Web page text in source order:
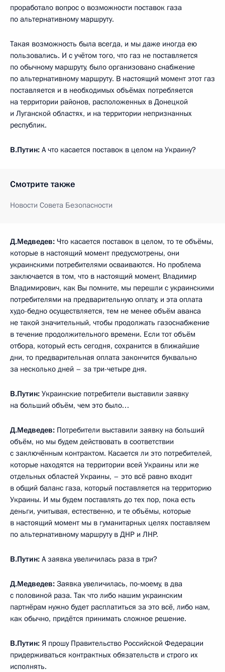
проработало вопрос о возможности поставок газа
по альтернативному маршруту.
Такая возможность была всегда, и мы даже иногда ею
пользовались. И с учётом того, что газ не поставляется
по обычному маршруту, было организовано снабжение
по альтернативному маршруту. В настоящий момент этот газ
поставляется и в необходимых объёмах потребляется
на территории районов, расположенных в Донецкой
и Луганской областях, и на территории непризнанных
республик.
В.Путин: А что касается поставок в целом на Украину?
Смотрите также
Новости Совета Безопасности
Д.Медведев: Что касается поставок в целом, то те объёмы,
которые в настоящий момент предусмотрены, они
украинскими потребителями осваиваются. Но проблема
заключается в том, что в настоящий момент, Владимир
Владимирович, как Вы помните, мы перешли с украинскими
потребителями на предварительную оплату, и эта оплата
худо-бедно осуществляется, тем не менее объём аванса
не такой значительный, чтобы продолжать газоснабжение
в течение продолжительного времени. Если тот объём
отбора, который есть сегодня, сохранится в ближайшие
дни, то предварительная оплата закончится буквально
за несколько дней – за три-четыре дня.
В.Путин: Украинские потребители выставили заявку
на больший объём, чем это было…
Д.Медведев: Потребители выставили заявку на больший
объём, но мы будем действовать в соответствии
с заключённым контрактом. Касается ли это потребителей,
которые находятся на территории всей Украины или же
отдельных областей Украины, – это всё равно входит
в общий баланс газа, который поставляется на территорию
Украины. И мы будем поставлять до тех пор, пока есть
деньги, учитывая, естественно, и те объёмы, которые
в настоящий момент мы в гуманитарных целях поставляем
по альтернативному маршруту в ДНР и ЛНР.
В.Путин: А заявка увеличилась раза в три?
Д.Медведев: Заявка увеличилась, по‑моему, в два
с половиной раза. Так что либо нашим украинским
партнёрам нужно будет расплатиться за это всё, либо нам,
как обычно, придётся принимать сложное решение.
В.Путин: Я прошу Правительство Российской Федерации
придерживаться контрактных обязательств и строго их
исполнять.